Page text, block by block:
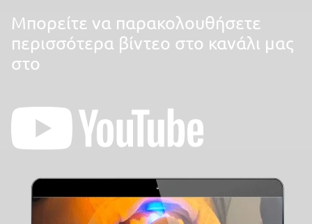
Mπορείτε να παρακολουθήσετε
περισσότερα βίντεο στο κανάλι μας
στο